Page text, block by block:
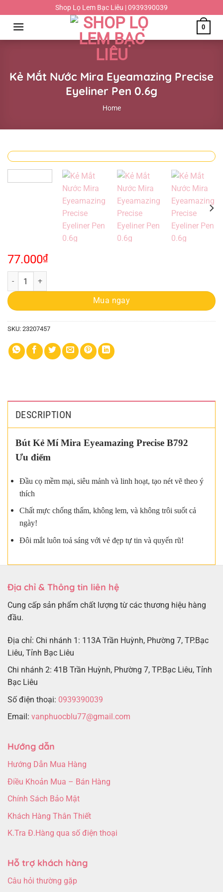
đến
dung
Shop Lọ Lem Bạc Liêu | 0939390039
0
Kẻ Mắt Nước Mira Eyeamazing Precise
Eyeliner Pen 0.6g
Home
77.000₫
Kẻ Mắt Nước Mira Eyeamazing Precise Eyeliner Pen 0.6g quantity
Mua ngay
SKU: 23207457
DESCRIPTION
Bút Kẻ Mí Mira Eyeamazing Precise B792
Ưu điểm
Đầu cọ mềm mại, siêu mảnh và linh hoạt, tạo nét vẽ theo ý
thích
Chất mực chống thấm, không lem, và không trôi suốt cả
ngày!
Đôi mắt luôn toả sáng với vẻ đẹp tự tin và quyến rũ!
Địa chỉ & Thông tin liên hệ
Cung cấp sản phẩm chất lượng từ các thương hiệu hàng
đầu.
Địa chỉ: Chi nhánh 1: 113A Trần Huỳnh, Phường 7, TP.Bạc
Liêu, Tỉnh Bạc Liêu
Chi nhánh 2: 41B Trần Huỳnh, Phường 7, TP.Bạc Liêu, Tỉnh
Bạc Liêu
Số điện thoại: 0939390039
Email: vanphuocblu77@gmail.com
Hướng dẫn
Hướng Dẫn Mua Hàng
Điều Khoản Mua – Bán Hàng
Chính Sách Bảo Mật
Khách Hàng Thân Thiết
K.Tra Đ.Hàng qua số điện thoại
Hỗ trợ khách hàng
Câu hỏi thường gặp